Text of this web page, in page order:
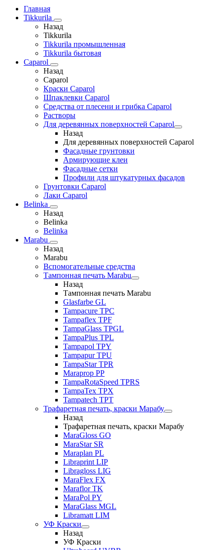
Главная
Tikkurila
Назад
Tikkurila
Tikkurila промышленная
Tikkurila бытовая
Caparol
Назад
Caparol
Краски Caparol
Шпаклевки Caparol
Средства от плесени и грибка Caparol
Растворы
Для деревянных поверхностей Caparol
Назад
Для деревянных поверхностей Caparol
Фасадные грунтовки
Армирующие клеи
Фасадные сетки
Профили для штукатурных фасадов
Грунтовки Caparol
Лаки Caparol
Belinka
Назад
Belinka
Belinka
Marabu
Назад
Marabu
Вспомогательные средства
Тампонная печать Marabu
Назад
Тампонная печать Marabu
Glasfarbe GL
Tampacure TPC
Tampaflex TPF
TampaGlass TPGL
TampaPlus TPL
Tampapol TPY
Tampapur TPU
TampaStar TPR
Maraprop PP
TampaRotaSpeed TPRS
TampaTex TPX
Tampatech TPT
Трафаретная печать, краски Марабу
Назад
Трафаретная печать, краски Марабу
MaraGloss GO
MaraStar SR
Maraplan PL
Libraprint LIP
Libragloss LIG
MaraFlex FX
Maraflor TK
MaraPol PY
MaraGlass MGL
Libramatt LIM
УФ Краски
Назад
УФ Краски